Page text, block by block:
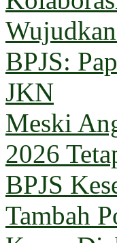
BPJS:
JKN
Meski
2026
BPJS
Tambah